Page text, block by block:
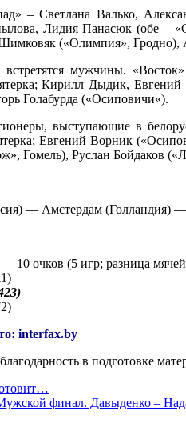
– Светлана Валько,
Лидия Панасюк (обе –
(«Олимпия», Гродно),
мужчины.
Кирилл Дыдик,
Голабурда («Осиповичи«).
выступающие в
Евгений Ворник
Гомель), Руслан Бойдаков
— Амстердам (Голландия) —
10 очков (5 игр; разница
interfax.by
в подготовке
финал. Давыденко –